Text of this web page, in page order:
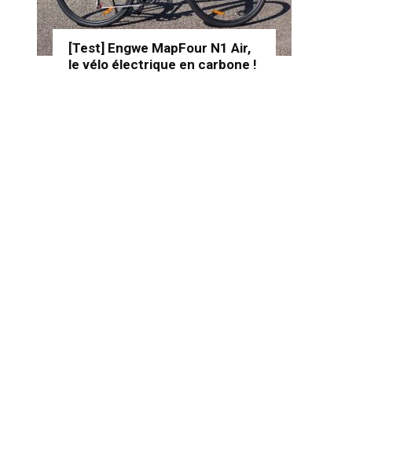
[Test] Engwe MapFour N1 Air,
le vélo électrique en carbone !